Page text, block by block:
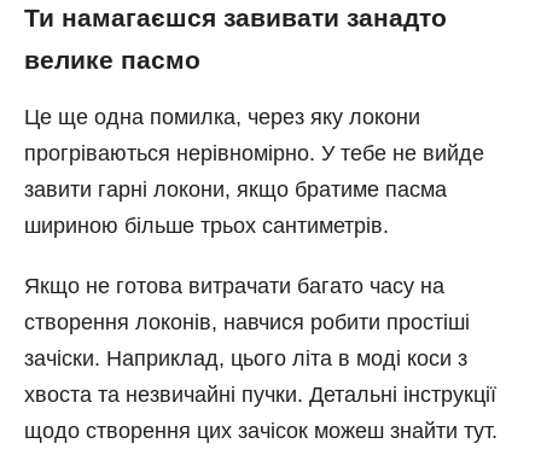
Ти намагаєшся завивати занадто
велике пасмо
Це ще одна помилка, через яку локони
прогріваються нерівномірно. У тебе не вийде
завити гарні локони, якщо братиме пасма
шириною більше трьох сантиметрів.
Якщо не готова витрачати багато часу на
створення локонів, навчися робити простіші
зачіски. Наприклад, цього літа в моді коси з
хвоста та незвичайні пучки. Детальні інструкції
щодо створення цих зачісок можеш знайти тут.